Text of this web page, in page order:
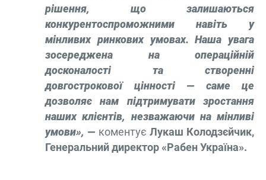
рішення, що залишаються
конкурентоспроможними навіть у
мінливих ринкових умовах. Наша увага
зосереджена на операційній
досконалості та створенні
довгострокової цінності — саме це
дозволяє нам підтримувати зростання
наших клієнтів, незважаючи на мінливі
умови», — коментує Лукаш Колодзєйчик,
Генеральний директор «Рабен Україна».